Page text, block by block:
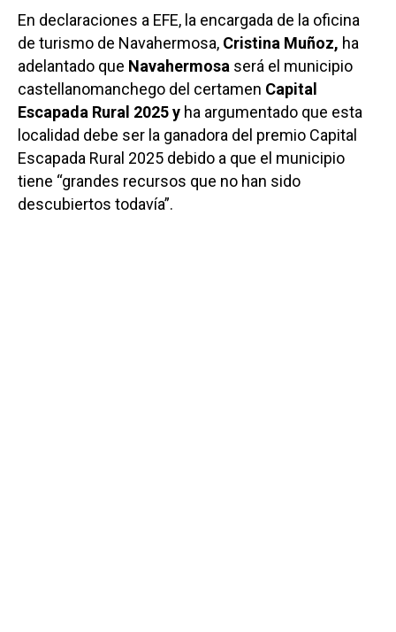
En declaraciones a EFE, la encargada de la oficina
de turismo de Navahermosa, Cristina Muñoz, ha
adelantado que Navahermosa será el municipio
castellanomanchego del certamen Capital
Escapada Rural 2025 y ha argumentado que esta
localidad debe ser la ganadora del premio Capital
Escapada Rural 2025 debido a que el municipio
tiene “grandes recursos que no han sido
descubiertos todavía”.